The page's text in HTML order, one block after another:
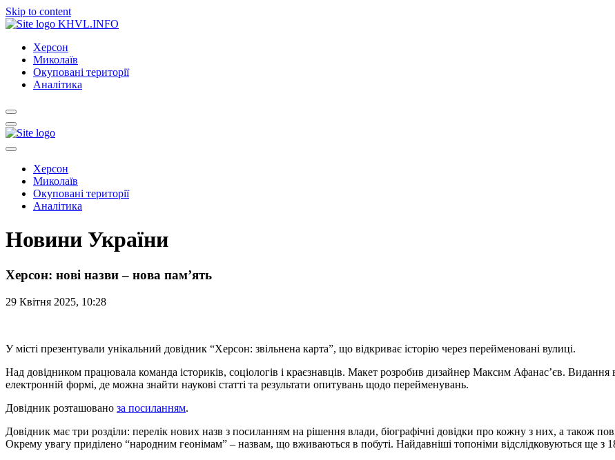
Skip to content
KHVL.INFO
Херсон
Миколаїв
Окуповані території
Аналітика
Херсон
Миколаїв
Окуповані території
Аналітика
Новини України
Херсон: нові назви – нова пам’ять
29 Квітня 2025, 10:28
У місті презентували унікальний довідник “Херсон: звільнена карта”, що відкриває історію через перейменовані вулиці.
Над довідником працювала команда істориків, соціологів і краєзнавців. Макет розробив дизайнер Максим Афанас’єв.
електронній формі, де можна знайти наукові статті та результати опитувань щодо перейменувань.
Довідник розташовано за посиланням.
Довідник має три розділи: перелік нових назв з посиланням на рішення влади, біографічні довідки про кожну з них, а також
Окрему увагу приділено “народним геонімам” – назвам, що вживаються в побуті. Найдавніші топоніми відслідковуються ще з